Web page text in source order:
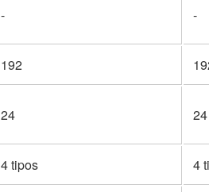
- -
192
24 24
4 tipos 4